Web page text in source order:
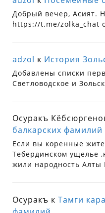
Добрый вечер, Асият.
https://t.me/zolka_chat
adzol к История
Добавлены списки
Светловодское и
Осуракъ
балкарских фамилий
Если вы коренные
Тебердинском ущелье
жили народность Алты
Осуракъ кТамги